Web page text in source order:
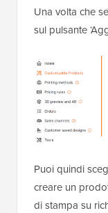
Una volta che
sul pulsante
Puoi quindi
creare un
di stampa su